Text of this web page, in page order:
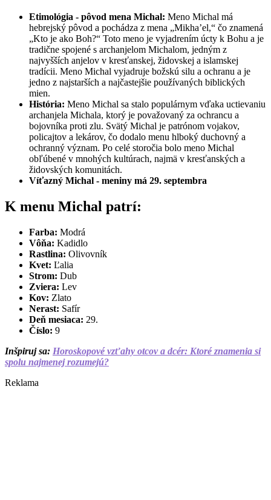
Etimológia - pôvod mena Michal: Meno Michal má
hebrejský pôvod a pochádza z mena „Mikha’el,“ čo znamená
„Kto je ako Boh?“ Toto meno je vyjadrením úcty k Bohu a je
tradične spojené s archanjelom Michalom, jedným z
najvyšších anjelov v kresťanskej, židovskej a islamskej
tradícii. Meno Michal vyjadruje božskú silu a ochranu a je
jedno z najstarších a najčastejšie používaných biblických
mien.
História: Meno Michal sa stalo populárnym vďaka uctievaniu
archanjela Michala, ktorý je považovaný za ochrancu a
bojovníka proti zlu. Svätý Michal je patrónom vojakov,
policajtov a lekárov, čo dodalo menu hlboký duchovný a
ochranný význam. Po celé storočia bolo meno Michal
obľúbené v mnohých kultúrach, najmä v kresťanských a
židovských komunitách.
Víťazný Michal - meniny má 29. septembra
K menu Michal patrí:
Farba: Modrá
Vôňa: Kadidlo
Rastlina: Olivovník
Kvet: Ľalia
Strom: Dub
Zviera: Lev
Kov: Zlato
Nerast: Safír
Deň mesiaca: 29.
Číslo: 9
Inšpiruj sa: Horoskopové vzťahy otcov a dcér: Ktoré znamenia si
spolu najmenej rozumejú?
Reklama